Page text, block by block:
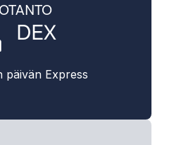
DEX
päivän Express